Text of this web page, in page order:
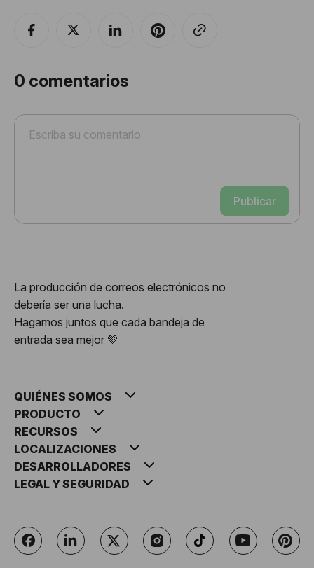
0 comentarios
Publicar
La producción de correos electrónicos no
debería ser una lucha.
Hagamos juntos que cada bandeja de
entrada sea mejor 💚
QUIÉNES SOMOS
PRODUCTO
RECURSOS
LOCALIZACIONES
DESARROLLADORES
LEGAL Y SEGURIDAD